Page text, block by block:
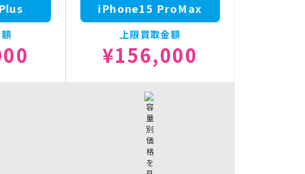
iPhone15 ProMax
上限買取金額
¥156,000